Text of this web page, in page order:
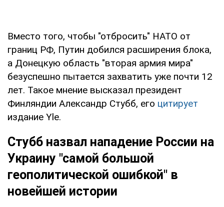
Вместо того, чтобы "отбросить" НАТО от
границ РФ, Путин добился расширения блока,
а Донецкую область "вторая армия мира"
безуспешно пытается захватить уже почти 12
лет. Такое мнение высказал президент
Финляндии Александр Стубб, его цитирует
издание Yle.
Стубб назвал нападение России на
Украину "самой большой
геополитической ошибкой" в
новейшей истории